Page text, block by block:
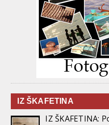
IZ ŠKAFETINA
IZ ŠKAFETINA: